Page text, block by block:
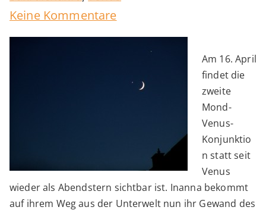
Keine Kommentarezu
Mond-
Venus-
Am 16. April
findet die
zweite
Mond-
Venus-
Konjunktio
n statt seit
Venus
wieder als Abendstern sichtbar ist. Inanna bekommt
auf ihrem Weg aus der Unterwelt nun ihr Gewand des